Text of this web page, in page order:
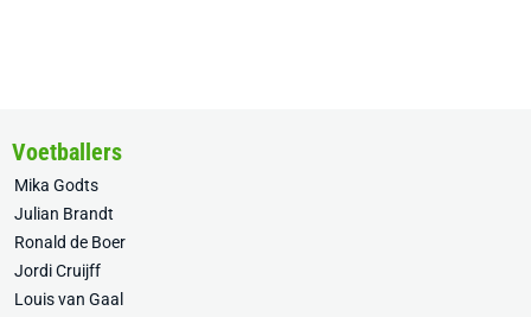
Voetballers
Mika Godts
Julian Brandt
Ronald de Boer
Jordi Cruijff
Louis van Gaal